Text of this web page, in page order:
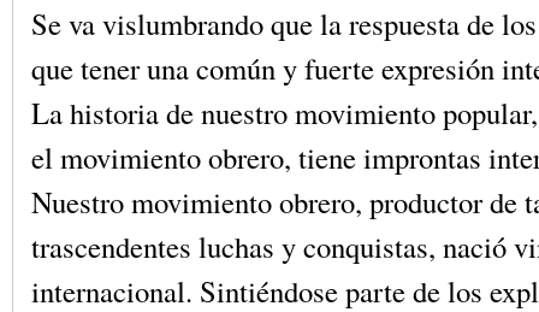
Se va vislumbrando que la respuesta de
que tener una común y fuerte expresión
La historia de nuestro movimiento
el movimiento obrero, tiene improntas
Nuestro movimiento obrero, productor de
trascendentes luchas y conquistas, nació
internacional. Sintiéndose parte de los